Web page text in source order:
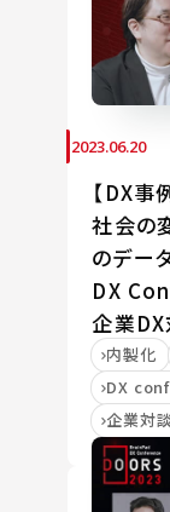
2023.06.20
【DX事
社会の
のデー
DX
企業
内製化
DX
企業対談